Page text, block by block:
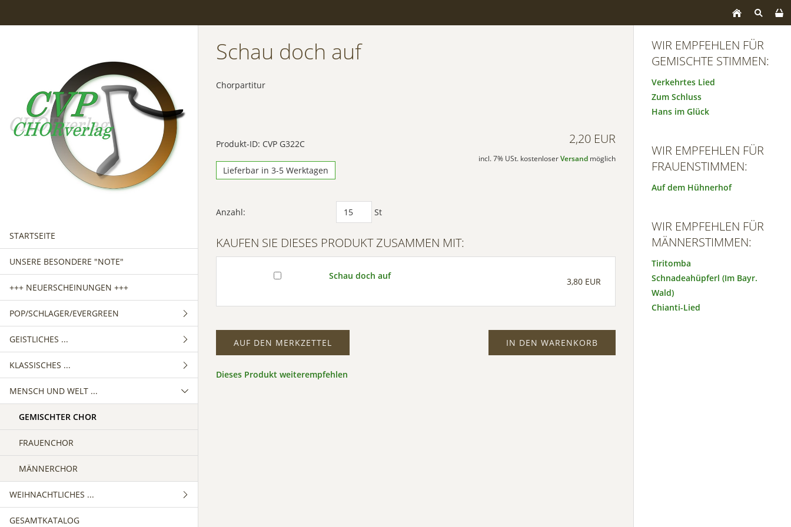
STARTSEITE
UNSERE BESONDERE "NOTE"
+++ NEUERSCHEINUNGEN +++
POP/SCHLAGER/EVERGREEN
GEMISCHTER CHOR
FRAUENCHOR
MÄNNERCHOR
GEISTLICHES ...
GEMISCHTER CHOR
FRAUENCHOR
MÄNNERCHOR
KLASSISCHES ...
GEMISCHTER CHOR
FRAUENCHOR
MÄNNERCHOR
MENSCH UND WELT ...
GEMISCHTER CHOR
FRAUENCHOR
MÄNNERCHOR
WEIHNACHTLICHES ...
GEMISCHTER CHOR
GESAMTKATALOG
Schau doch auf
Chorpartitur
Produkt-ID: CVP G322C
Lieferbar in 3-5 Werktagen
2,20 EUR
incl. 7% USt. kostenloser Versandmöglich
Anzahl: St
KAUFEN SIE DIESES PRODUKT ZUSAMMEN MIT:
Schau doch auf
3,80 EUR
IN DEN WARENKORB
AUF DEN MERKZETTEL
Dieses Produkt weiterempfehlen
WIR EMPFEHLEN FÜR
GEMISCHTE STIMMEN:
Verkehrtes Lied
Zum Schluss
Hans im Glück
WIR EMPFEHLEN FÜR
FRAUENSTIMMEN:
Auf dem Hühnerhof
WIR EMPFEHLEN FÜR
MÄNNERSTIMMEN:
Tiritomba
Schnadeahüpferl (Im Bayr.
Wald)
Chianti-Lied